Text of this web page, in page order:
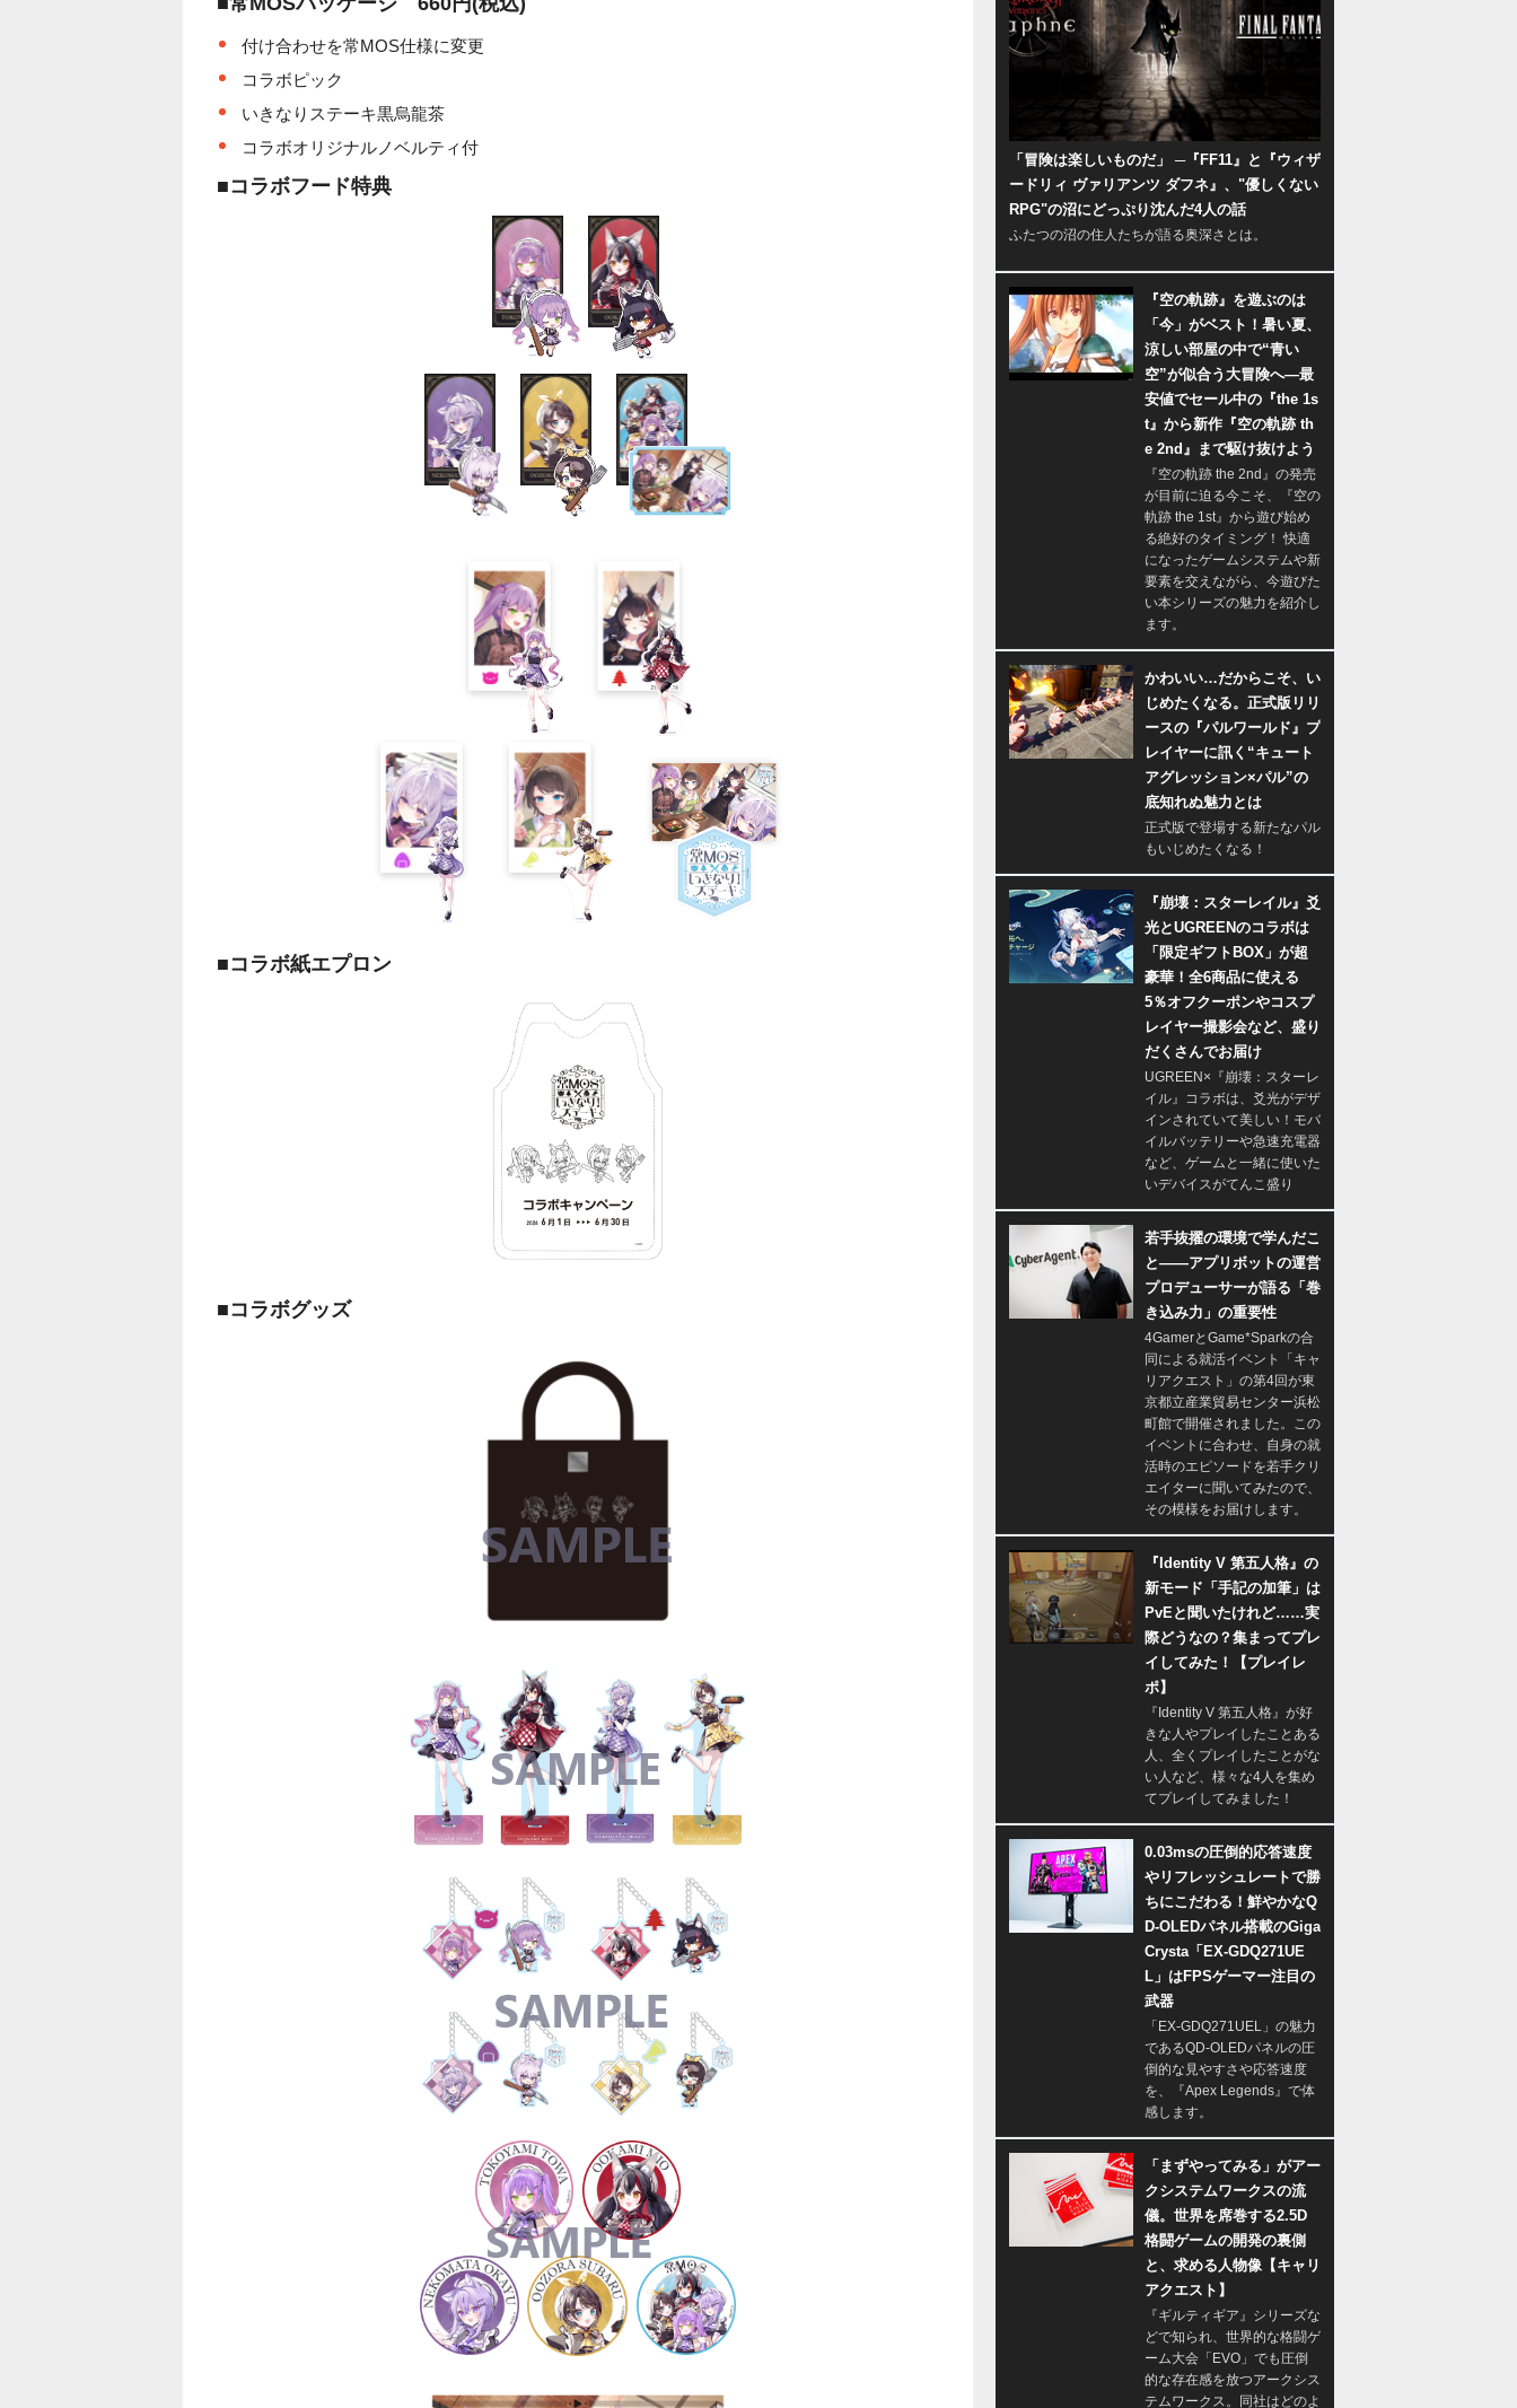
付け合わせを常MOS仕様に変更
コラボピック
いきなりステーキ黒烏龍茶
コラボオリジナルノベルティ付
■コラボフード特典
■コラボ紙エプロン
■コラボグッズ
「冒険は楽しいものだ」 ─『FF11』と『ウィザ
ードリィ ヴァリアンツ ダフネ』、"優しくない
RPG"の沼にどっぷり沈んだ4人の話
ふたつの沼の住人たちが語る奥深さとは。
『空の軌跡』を遊ぶのは
「今」がベスト！暑い夏、
涼しい部屋の中で“青い
空”が似合う大冒険へ―最
安値でセール中の『the 1s
t』から新作『空の軌跡 th
e 2nd』まで駆け抜けよう
『空の軌跡 the 2nd』の発売
が目前に迫る今こそ、『空の
軌跡 the 1st』から遊び始め
る絶好のタイミング！ 快適
になったゲームシステムや新
要素を交えながら、今遊びた
い本シリーズの魅力を紹介し
ます。
かわいい…だからこそ、い
じめたくなる。正式版リリ
ースの『パルワールド』プ
レイヤーに訊く“キュート
アグレッション×パル”の
底知れぬ魅力とは
正式版で登場する新たなパル
もいじめたくなる！
『崩壊：スターレイル』爻
光とUGREENのコラボは
「限定ギフトBOX」が超
豪華！全6商品に使える
5％オフクーポンやコスプ
レイヤー撮影会など、盛り
だくさんでお届け
UGREEN×『崩壊：スターレ
イル』コラボは、爻光がデザ
インされていて美しい！モバ
イルバッテリーや急速充電器
など、ゲームと一緒に使いた
いデバイスがてんこ盛り
若手抜擢の環境で学んだこ
と――アプリボットの運営
プロデューサーが語る「巻
き込み力」の重要性
4GamerとGame*Sparkの合
同による就活イベント「キャ
リアクエスト」の第4回が東
京都立産業貿易センター浜松
町館で開催されました。この
イベントに合わせ、自身の就
活時のエピソードを若手クリ
エイターに聞いてみたので、
その模様をお届けします。
『Identity V 第五人格』の
新モード「手記の加筆」は
PvEと聞いたけれど……実
際どうなの？集まってプレ
イしてみた！【プレイレ
ポ】
『Identity V 第五人格』が好
きな人やプレイしたことある
人、全くプレイしたことがな
い人など、様々な4人を集め
てプレイしてみました！
0.03msの圧倒的応答速度
やリフレッシュレートで勝
ちにこだわる！鮮やかなQ
D-OLEDパネル搭載のGiga
Crysta「EX-GDQ271UE
L」はFPSゲーマー注目の
武器
「EX-GDQ271UEL」の魅力
であるQD-OLEDパネルの圧
倒的な見やすさや応答速度
を、『Apex Legends』で体
感します。
「まずやってみる」がアー
クシステムワークスの流
儀。世界を席巻する2.5D
格闘ゲームの開発の裏側
と、求める人物像【キャリ
アクエスト】
『ギルティギア』シリーズな
どで知られ、世界的な格闘ゲ
ーム大会「EVO」でも圧倒
的な存在感を放つアークシス
テムワークス。同社はどのよ